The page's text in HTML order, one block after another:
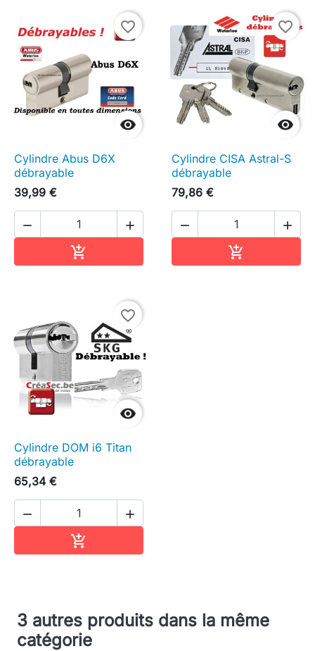

favorite_border
Cylindre Abus D6X
débrayable
39,99 €
 


favorite_border
Cylindre CISA Astral-S
débrayable
79,86 €
 


favorite_border
Cylindre DOM i6 Titan
débrayable
65,34 €
 

3 autres produits dans la même
catégorie